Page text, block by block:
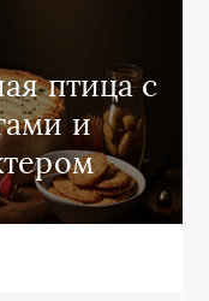
птица с
и